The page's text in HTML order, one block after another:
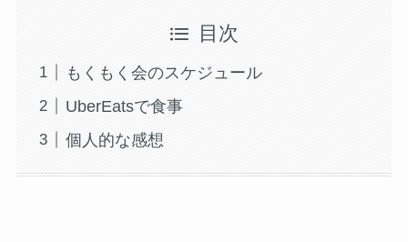
目次
もくもく会のスケジュール
UberEatsで食事
個人的な感想